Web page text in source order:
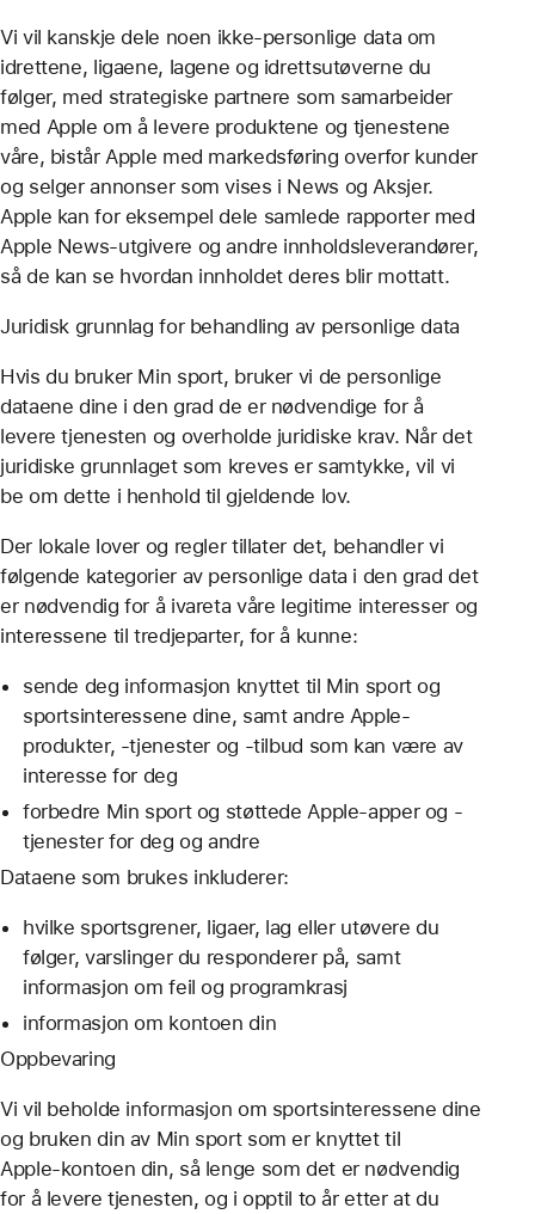
Vi vil kanskje dele noen ikke-personlige data om
idrettene, ligaene, lagene og idrettsutøverne du
følger, med strategiske partnere som samarbeider
med Apple om å levere produktene og tjenestene
våre, bistår Apple med markedsføring overfor kunder
og selger annonser som vises i News og Aksjer.
Apple kan for eksempel dele samlede rapporter med
Apple News-utgivere og andre innholds­leverandører,
så de kan se hvordan innholdet deres blir mottatt.
Juridisk grunnlag for behandling av personlige data
Hvis du bruker Min sport, bruker vi de personlige
dataene dine i den grad de er nødvendige for å
levere tjenesten og overholde juridiske krav. Når det
juridiske grunnlaget som kreves er samtykke, vil vi
be om dette i henhold til gjeldende lov.
Der lokale lover og regler tillater det, behandler vi
følgende kategorier av personlige data i den grad det
er nødvendig for å ivareta våre legitime interesser og
interessene til tredjeparter, for å kunne:
sende deg informasjon knyttet til Min sport og
sportsinteressene dine, samt andre Apple-
produkter, -tjenester og -tilbud som kan være av
interesse for deg
forbedre Min sport og støttede Apple-apper og -
tjenester for deg og andre
Dataene som brukes inkluderer:
hvilke sportsgrener, ligaer, lag eller utøvere du
følger, varslinger du responderer på, samt
informasjon om feil og programkrasj
informasjon om kontoen din
Oppbevaring
Vi vil beholde informasjon om sportsinteressene dine
og bruken din av Min sport som er knyttet til
Apple‑kontoen din, så lenge som det er nødvendig
for å levere tjenesten, og i opptil to år etter at du